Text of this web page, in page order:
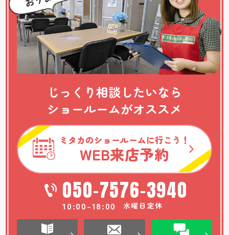
じっくり相談したいなら
ショールームがオススメ
ミタカのショールームに行こう！
WEB来店予約
050-7576-3940
10:00-18:00 水曜日定休